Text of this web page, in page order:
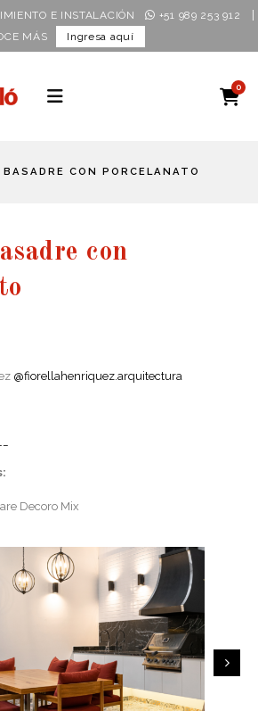
E INSTALACIÓN +51 989 253 912
MÁS Ingresa aquí
0
CON PORCELANATO
con
@fiorellahenriquez.arquitectura
Decoro Mix